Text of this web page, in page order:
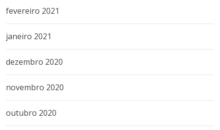
fevereiro 2021
janeiro 2021
dezembro 2020
novembro 2020
outubro 2020